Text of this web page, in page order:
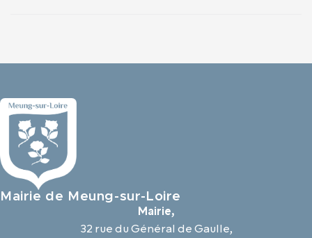
Mairie de Meung-sur-Loire
Mairie,
32 rue du Général de Gaulle,